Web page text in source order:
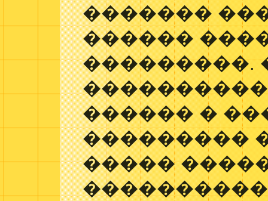
�������
������
���������.
������ �
���������
�����